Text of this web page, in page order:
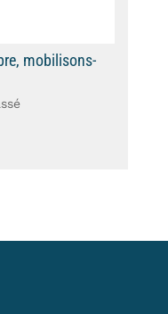
mobilisons-